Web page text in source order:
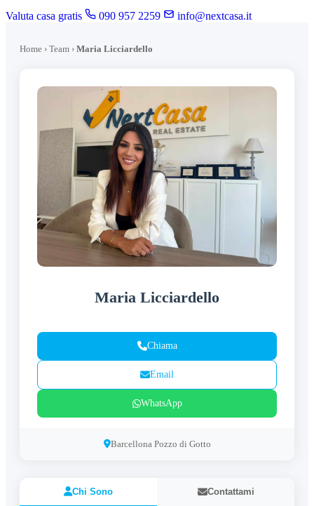
Valuta casa gratis 090 957 2259 info@nextcasa.it
Home › Team › Maria Licciardello
Maria Licciardello
Chiama
Email
WhatsApp
Barcellona Pozzo di Gotto
Chi Sono Contattami